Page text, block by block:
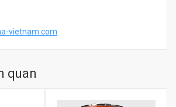
vietnam.com
quan